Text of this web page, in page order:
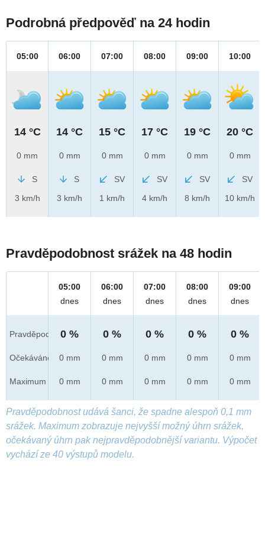
Podrobná předpověď na 24 hodin
05:00
14 °C
0 mm
S
3 km/h
06:00
14 °C
0 mm
S
3 km/h
07:00
15 °C
0 mm
SV
1 km/h
08:00
17 °C
0 mm
SV
4 km/h
09:00
19 °C
0 mm
SV
8 km/h
10:00
20 °C
0 mm
SV
10 km/h
Pravděpodobnost srážek na 48 hodin
Pravděpod.
Očekáváno
Maximum
05:00
dnes
0 %
0 mm
0 mm
06:00
dnes
0 %
0 mm
0 mm
07:00
dnes
0 %
0 mm
0 mm
08:00
dnes
0 %
0 mm
0 mm
09:00
dnes
0 %
0 mm
0 mm
Pravděpodobnost udává šanci, že spadne alespoň 0,1 mm
srážek. Maximum zobrazuje nejvyšší možný úhrn srážek,
očekávaný úhrn pak nejpravděpodobnější variantu. Výpočet
vychází ze 40 výstupů modelu.